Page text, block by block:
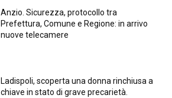
Anzio. Sicurezza, protocollo tra
Prefettura, Comune e Regione: in arrivo
nuove telecamere
Ladispoli, scoperta una donna rinchiusa a
chiave in stato di grave precarietà.